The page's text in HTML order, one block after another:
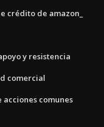
crédito de amazon_
y resistencia
comercial
comunes